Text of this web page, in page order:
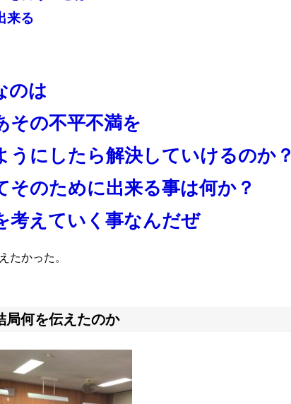
来る
のは
その不平不満を
うにしたら解決していけるのか？
そのために出来る事は何か？
考えていく事なんだぜ
たかった。
局何を伝えたのか